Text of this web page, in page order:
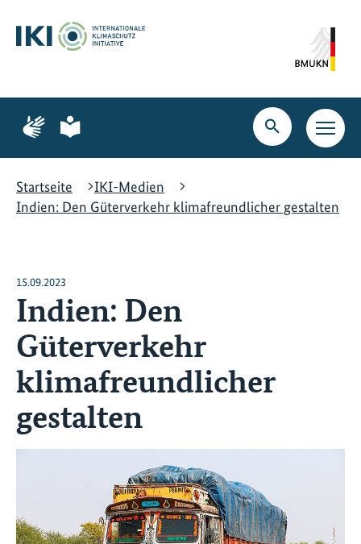
Hauptinhalt
springen
Suche
springen
Hauptnavigation
springen
Zur
Seite
Gebärdensprache
Zur
Seite
leichte
Suche
öffnen
Startseite
IKI-Medien
Indien: Den Güterverkehr klimafreundlicher gestalten
15.09.2023
Indien: Den
Güterverkehr
klimafreundlicher
gestalten